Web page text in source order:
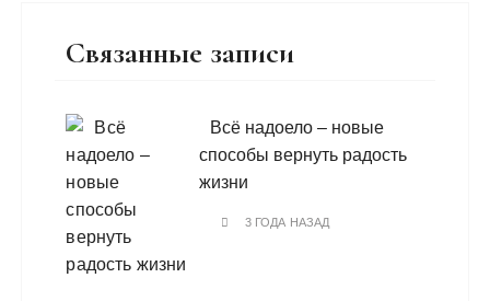
Связанные записи
Всё надоело – новые
способы вернуть радость
жизни
3 ГОДА НАЗАД